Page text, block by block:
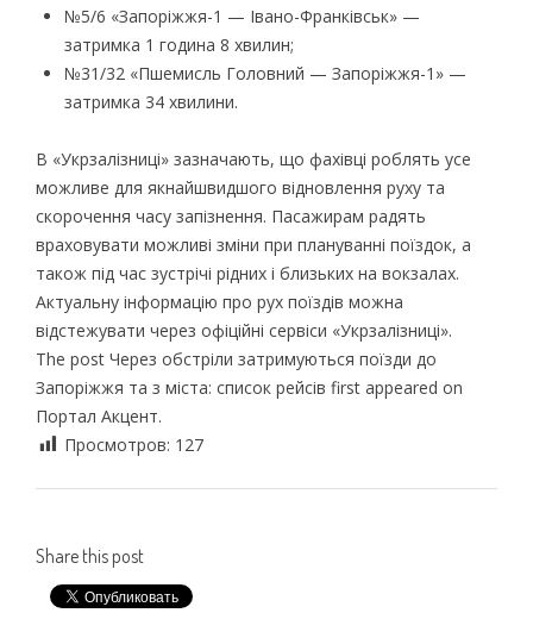
№5/6 «Запоріжжя-1 — Івано-Франківськ» —
затримка 1 година 8 хвилин;
№31/32 «Пшемисль Головний — Запоріжжя-1» —
затримка 34 хвилини.
В «Укрзалізниці» зазначають, що фахівці роблять усе
можливе для якнайшвидшого відновлення руху та
скорочення часу запізнення. Пасажирам радять
враховувати можливі зміни при плануванні поїздок, а
також під час зустрічі рідних і близьких на вокзалах.
Актуальну інформацію про рух поїздів можна
відстежувати через офіційні сервіси «Укрзалізниці».
The post Через обстріли затримуються поїзди до
Запоріжжя та з міста: список рейсів first appeared on
Портал Акцент.
Просмотров: 127
Share this post